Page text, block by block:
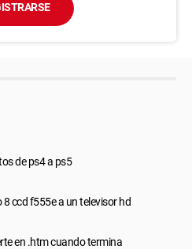
de ps4 a ps5
ccd f555e a un televisor hd
en .htm cuando termina